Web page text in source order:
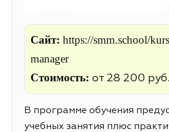
Сайт: https://smm.school/
manager
Стоимость: от 28 200 руб.
В программе обучения
учебных занятия плюс